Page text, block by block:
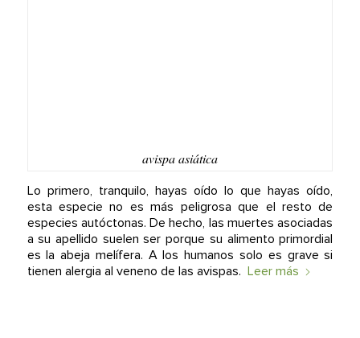
avispa asiática
Lo primero, tranquilo, hayas oído lo que hayas oído,
esta especie no es más peligrosa que el resto de
especies autóctonas. De hecho, las muertes asociadas
a su apellido suelen ser porque su alimento primordial
es la abeja melífera. A los humanos solo es grave si
tienen alergia al veneno de las avispas. Leer más